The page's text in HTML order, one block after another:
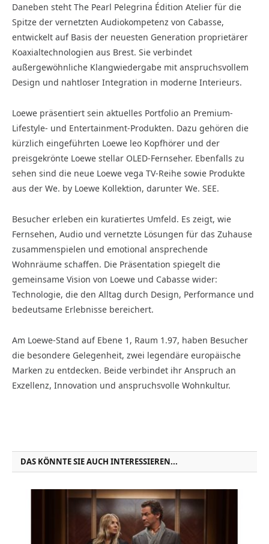
Daneben steht The Pearl Pelegrina Édition Atelier für die
Spitze der vernetzten Audiokompetenz von Cabasse,
entwickelt auf Basis der neuesten Generation proprietärer
Koaxialtechnologien aus Brest. Sie verbindet
außergewöhnliche Klangwiedergabe mit anspruchsvollem
Design und nahtloser Integration in moderne Interieurs.
Loewe präsentiert sein aktuelles Portfolio an Premium-
Lifestyle- und Entertainment-Produkten. Dazu gehören die
kürzlich eingeführten Loewe leo Kopfhörer und der
preisgekrönte Loewe stellar OLED-Fernseher. Ebenfalls zu
sehen sind die neue Loewe vega TV-Reihe sowie Produkte
aus der We. by Loewe Kollektion, darunter We. SEE.
Besucher erleben ein kuratiertes Umfeld. Es zeigt, wie
Fernsehen, Audio und vernetzte Lösungen für das Zuhause
zusammenspielen und emotional ansprechende
Wohnräume schaffen. Die Präsentation spiegelt die
gemeinsame Vision von Loewe und Cabasse wider:
Technologie, die den Alltag durch Design, Performance und
bedeutsame Erlebnisse bereichert.
Am Loewe-Stand auf Ebene 1, Raum 1.97, haben Besucher
die besondere Gelegenheit, zwei legendäre europäische
Marken zu entdecken. Beide verbindet ihr Anspruch an
Exzellenz, Innovation und anspruchsvolle Wohnkultur.
DAS KÖNNTE SIE AUCH INTERESSIEREN...